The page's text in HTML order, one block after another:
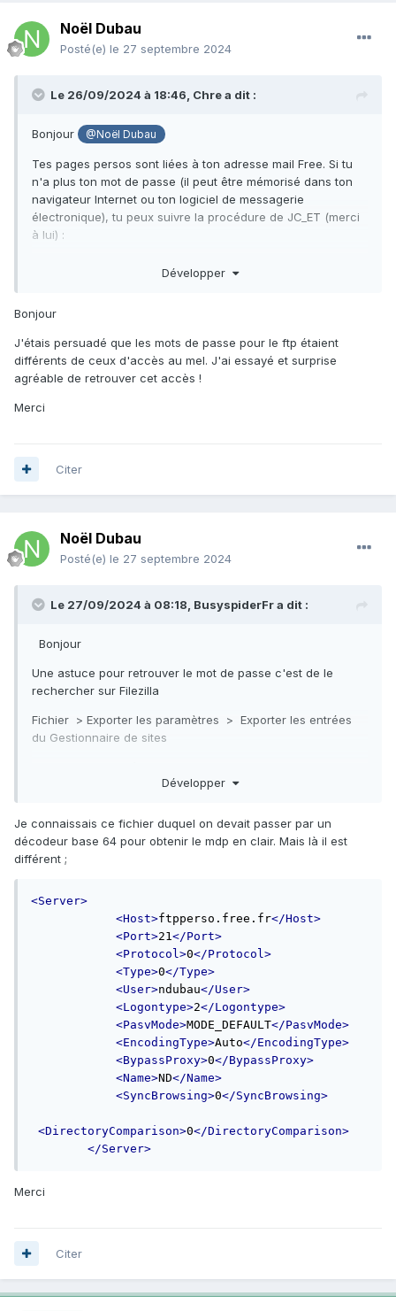
Noël Dubau
Posté(e) le 27 septembre 2024
Le 26/09/2024 à 18:46, Chrea dit :
Bonjour @Noël Dubau
Tes pages persos sont liées à ton adresse mail Free. Si tu
n'a plus ton mot de passe (il peut être mémorisé dans ton
navigateur Internet ou ton logiciel de messagerie
électronique), tu peux suivre la procédure de JC_ET (merci
à lui) :
astuces/messagerie_free-fr#pass_perdu
Développer
Bonjour
J'étais persuadé que les mots de passe pour le ftp étaient
différents de ceux d'accès au mel. J'ai essayé et surprise
agréable de retrouver cet accès !
Merci
Citer
Noël Dubau
Posté(e) le 27 septembre 2024
Le 27/09/2024 à 08:18, BusyspiderFra dit :
Bonjour
Une astuce pour retrouver le mot de passe c'est de le
rechercher sur Filezilla
Fichier > Exporter les paramètres > Exporter les entrées
du Gestionnaire de sites
On ouvre le fichier xml avec le bloc notes ou notepad++
passe sera en clair pas crypté.
PS : L'email peut avoir un mot de passe différent de celui de
perso . Sur Filezilla c'est le Mdp de connexion de la page
Développer
Je connaissais ce fichier duquel on devait passer par un
décodeur base 64 pour obtenir le mdp en clair. Mais là il est
différent ;
<Server>
<Host>ftpperso.free.fr</Host>
<Port>21</Port>
<Protocol>0</Protocol>
<Type>0</Type>
<User>ndubau</User>
<Logontype>2</Logontype>
<PasvMode>MODE_DEFAULT</PasvMode>
<EncodingType>Auto</EncodingType>
<BypassProxy>0</BypassProxy>
<Name>ND</Name>
<SyncBrowsing>0</SyncBrowsing>
<DirectoryComparison>0</DirectoryComparison>
</Server>
Merci
Citer